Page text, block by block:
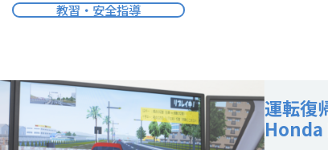
教習・安全指導
運転復
Honda